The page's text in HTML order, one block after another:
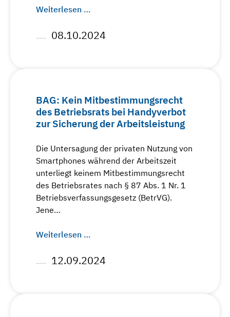
Weiterlesen …
08.10.2024
BAG: Kein Mitbestimmungsrecht
des Betriebsrats bei Handyverbot
zur Sicherung der Arbeitsleistung
Die Untersagung der privaten Nutzung von
Smartphones während der Arbeitszeit
unterliegt keinem Mitbestimmungsrecht
des Betriebsrates nach § 87 Abs. 1 Nr. 1
Betriebsverfassungsgesetz (BetrVG).
Jene…
Weiterlesen …
12.09.2024